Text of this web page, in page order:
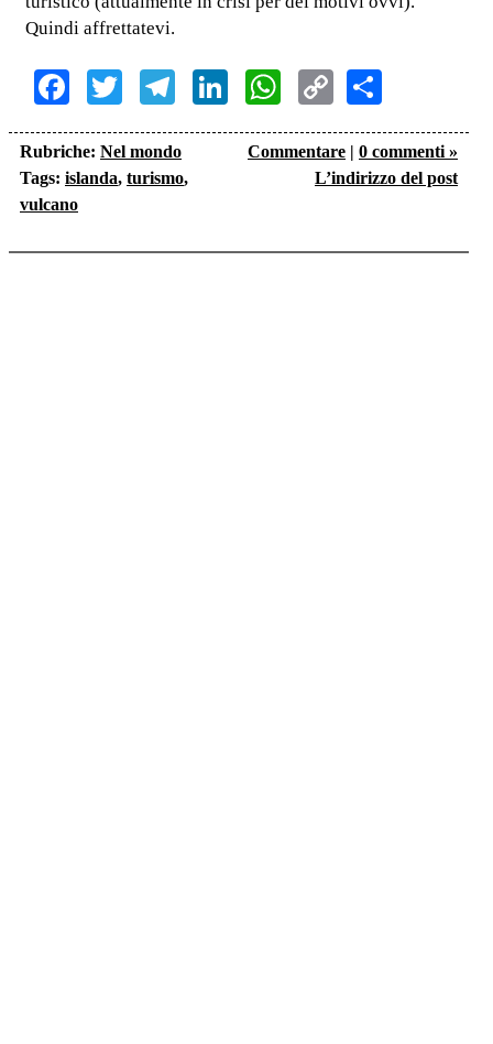
Quindi affrettatevi.
Facebook
TwitterTelegram
LinkedInWhatsApp
Copy
Link
Rubriche: Nel mondo
Tags: islanda, turismo,
vulcano
Commentare | 0 commenti »
L’indirizzo del post